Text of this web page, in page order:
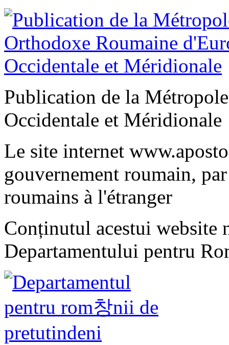
Publication de la
Occidentale et Méridionale
Le site internet
gouvernement roumain,
roumains à l'étranger
Conținutul acestui website
Departamentului pentru